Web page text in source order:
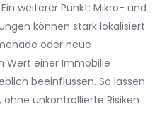
weiterer Punkt: Mikro- und
können stark lokalisiert
oder neue
Wert einer Immobilie
beeinflussen. So lassen
unkontrollierte Risiken